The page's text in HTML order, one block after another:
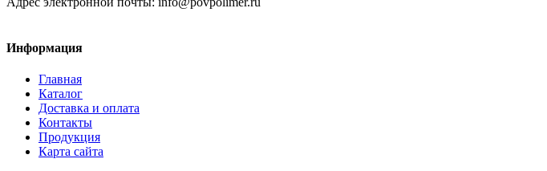
Информация
Главная
Каталог
Доставка и оплата
Контакты
Продукция
Карта сайта